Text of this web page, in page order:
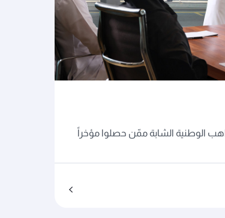
الوطنية الشابة ممّن حصلوا مؤخراً